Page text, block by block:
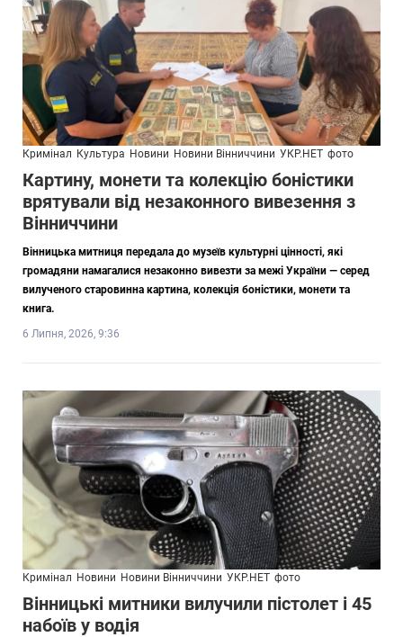
Кримінал Культура Новини Новини Вінниччини УКР.НЕТ фото
Картину, монети та колекцію боністики
врятували від незаконного вивезення з
Вінниччини
Вінницька митниця передала до музеїв культурні цінності, які
громадяни намагалися незаконно вивезти за межі України — серед
вилученого старовинна картина, колекція боністики, монети та
книга.
6 Липня, 2026, 9:36
Кримінал Новини Новини Вінниччини УКР.НЕТ фото
Вінницькі митники вилучили пістолет і 45
набоїв у водія